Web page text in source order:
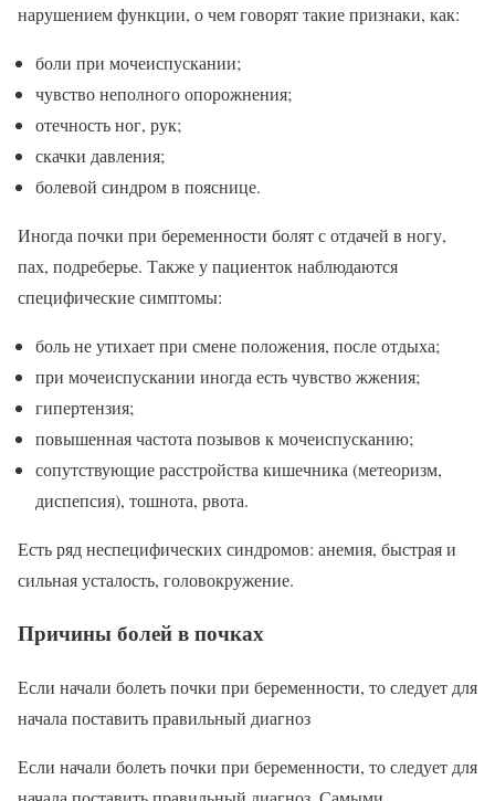
нарушением функции, о чем говорят такие признаки, как:
боли при мочеиспускании;
чувство неполного опорожнения;
отечность ног, рук;
скачки давления;
болевой синдром в пояснице.
Иногда почки при беременности болят с отдачей в ногу,
пах, подреберье. Также у пациенток наблюдаются
специфические симптомы:
боль не утихает при смене положения, после отдыха;
при мочеиспускании иногда есть чувство жжения;
гипертензия;
повышенная частота позывов к мочеиспусканию;
сопутствующие расстройства кишечника (метеоризм,
диспепсия), тошнота, рвота.
Есть ряд неспецифических синдромов: анемия, быстрая и
сильная усталость, головокружение.
Причины болей в почках
Если начали болеть почки при беременности, то следует для
начала поставить правильный диагноз
Если начали болеть почки при беременности, то следует для